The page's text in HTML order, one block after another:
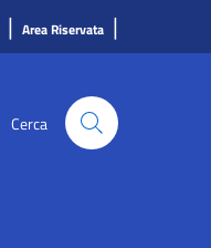
| Area Riservata |
Cerca